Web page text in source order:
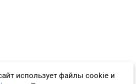
использует файлы cookie и